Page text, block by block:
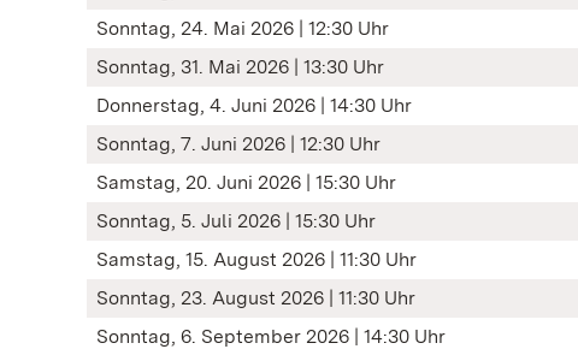
Sonntag, 24. Mai 2026 | 12:30 Uhr
Sonntag, 31. Mai 2026 | 13:30 Uhr
Donnerstag, 4. Juni 2026 | 14:30 Uhr
Sonntag, 7. Juni 2026 | 12:30 Uhr
Samstag, 20. Juni 2026 | 15:30 Uhr
Sonntag, 5. Juli 2026 | 15:30 Uhr
Samstag, 15. August 2026 | 11:30 Uhr
Sonntag, 23. August 2026 | 11:30 Uhr
Sonntag, 6. September 2026 | 14:30 Uhr